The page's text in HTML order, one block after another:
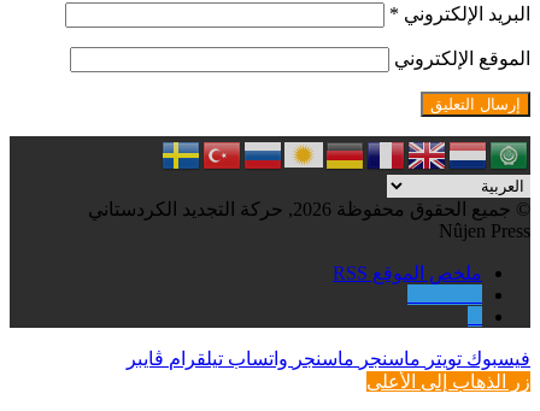
البريد الإلكتروني *
الموقع الإلكتروني
© جميع الحقوق محفوظة 2026, حركة التجديد الكردستاني
Nûjen Press
ملخص الموقع RSS
فيسبوك تويتر ماسنجر ماسنجر واتساب تيلقرام ڤايبر
زر الذهاب إلى الأعلى